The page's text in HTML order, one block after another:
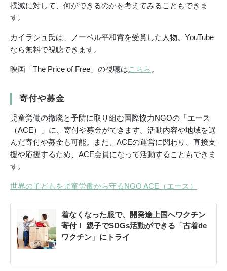
撲滅に対して、何ができるのかを考えてみることもできま
す。
カイラシュ氏は、ノーベル平和賞を受賞した人物。YouTube
なら無料で視聴できます。
映画「The Price of Free」の視聴はこちら 。
寄付や募金
児童労働の撤廃と予防に取り組む国際協力NGOの「エース
（ACE）」に、寄付や募金ができます。活動内容や地域を選
んだ寄付や募金も可能。また、ACEの運営に関わり、直接支
援や応援するため、ACE会員になって活動することもできま
す。
世界の子どもを児童労働から守るNGO ACE（エース）
着なくなった服で、開発途上国へワクチン
寄付！ 親子でSDGs活動ができる「古着de
ワクチン」にトライ